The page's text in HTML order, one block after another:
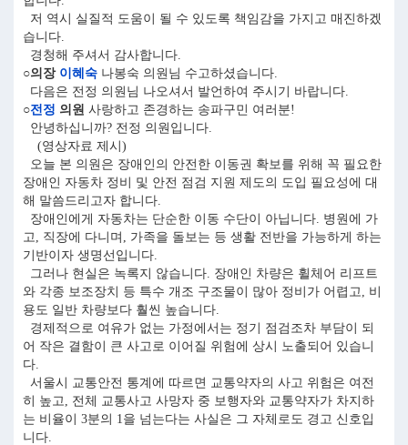
저 역시 실질적 도움이 될 수 있도록 책임감을 가지고 매진하겠
습니다.
경청해 주셔서 감사합니다.
○의장 이혜숙 나봉숙 의원님 수고하셨습니다.
다음은 전정 의원님 나오셔서 발언하여 주시기 바랍니다.
○전정 의원 사랑하고 존경하는 송파구민 여러분!
안녕하십니까? 전정 의원입니다.
(영상자료 제시)
오늘 본 의원은 장애인의 안전한 이동권 확보를 위해 꼭 필요한
장애인 자동차 정비 및 안전 점검 지원 제도의 도입 필요성에 대
해 말씀드리고자 합니다.
장애인에게 자동차는 단순한 이동 수단이 아닙니다. 병원에 가
고, 직장에 다니며, 가족을 돌보는 등 생활 전반을 가능하게 하는
기반이자 생명선입니다.
그러나 현실은 녹록지 않습니다. 장애인 차량은 휠체어 리프트
와 각종 보조장치 등 특수 개조 구조물이 많아 정비가 어렵고, 비
용도 일반 차량보다 훨씬 높습니다.
경제적으로 여유가 없는 가정에서는 정기 점검조차 부담이 되
어 작은 결함이 큰 사고로 이어질 위험에 상시 노출되어 있습니
다.
서울시 교통안전 통계에 따르면 교통약자의 사고 위험은 여전
히 높고, 전체 교통사고 사망자 중 보행자와 교통약자가 차지하
는 비율이 3분의 1을 넘는다는 사실은 그 자체로도 경고 신호입
니다.